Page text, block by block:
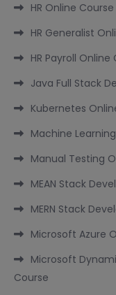
HR Online Course
HR Generalist
HR Payroll Online
Java Full Stack
Kubernetes
Machine
Manual Testing
MEAN Stack
MERN Stack
Microsoft Azure
Microsoft
Course